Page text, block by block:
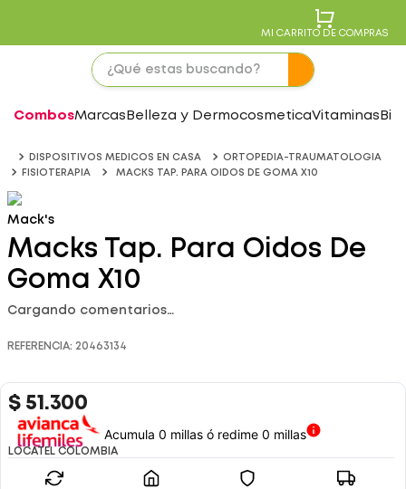
MI CARRITO DE COMPRAS
CombosMarcas Belleza y DermocosmeticaVitaminas
DISPOSITIVOS MEDICOS EN CASA
ORTOPEDIA-TRAUMATOLOGIA
FISIOTERAPIA
MACKS TAP. PARA OIDOS DE GOMA X10
Mack's
Macks Tap. Para Oidos De
Goma X10
Cargando comentarios…
REFERENCIA: 20463134
$ 51 .300
Acumula 0 millas ó redime 0 millas
LOCATEL COLOMBIA